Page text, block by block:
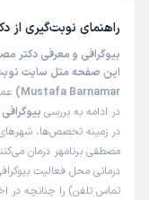
راهنمای نوبت‌گیری از
بیوگرافی و معرفی دکتر
Mustafa Barnamar)
در ادامه به بررسی
در زمینه تخصص‌ها، شهرهای
مصطفی برنامهر درمان
درمانی محل فعالیت
تماس تلفن) را چنانچه در